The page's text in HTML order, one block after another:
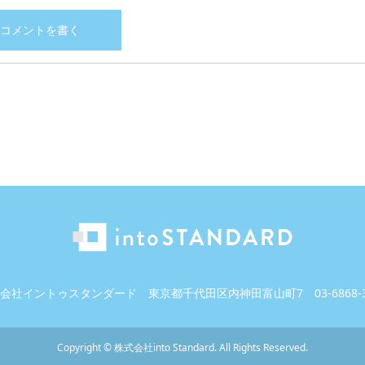
社イントゥスタンダード 東京都千代田区内神田富山町7 03-6868-
Copyright©株式会社into Standard. All Rights Reserved.